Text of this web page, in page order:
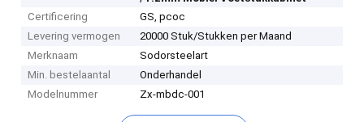
Certificering
GS, pcoc
Levering vermogen
20000 Stuk/Stukken per Maand
Merknaam
Sodorsteelart
Min. bestelaantal
Onderhandel
Modelnummer
Zx-mbdc-001